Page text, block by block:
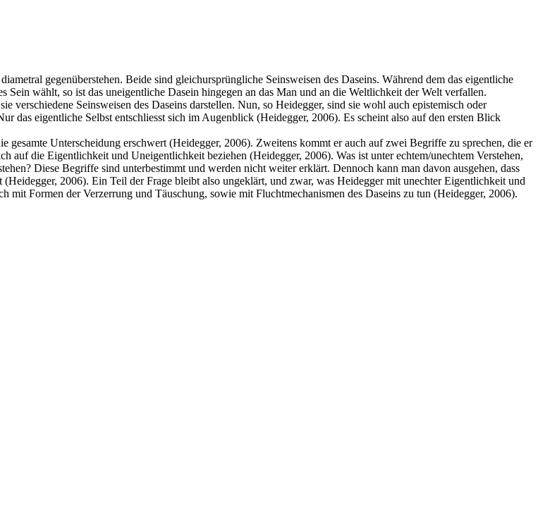
gegenüberstehen. Beide sind gleichursprüngliche Seinsweisen des Daseins. Während dem das eigentliche
wählt, so ist das uneigentliche Dasein hingegen an das Man und an die Weltlichkeit der Welt verfallen.
Seinsweisen des Daseins darstellen. Nun, so Heidegger, sind sie wohl auch epistemisch oder
das eigentliche Selbst entschliesst sich im Augenblick (Heidegger, 2006). Es scheint also auf den ersten Blick
Unterscheidung erschwert (Heidegger, 2006). Zweitens kommt er auch auf zwei Begriffe zu sprechen, die er
auf die Eigentlichkeit und Uneigentlichkeit beziehen (Heidegger, 2006). Was ist unter echtem/unechtem Verstehen,
Diese Begriffe sind unterbestimmt und werden nicht weiter erklärt. Dennoch kann man davon ausgehen, dass
2006). Ein Teil der Frage bleibt also ungeklärt, und zwar, was Heidegger mit unechter Eigentlichkeit und
Formen der Verzerrung und Täuschung, sowie mit Fluchtmechanismen des Daseins zu tun (Heidegger, 2006).